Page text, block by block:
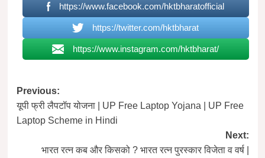
https://www.facebook.com/hktbharatofficial
https://twitter.com/hktbharat
https://www.instagram.com/hktbharat/
Post
navigation
Previous:
यूपी फ्री लैपटॉप योजना | UP Free Laptop Yojana | UP Free
Laptop Scheme in Hindi
Next:
भारत रत्न कब और किसको ? भारत रत्न पुरस्कार विजेता व वर्ष |